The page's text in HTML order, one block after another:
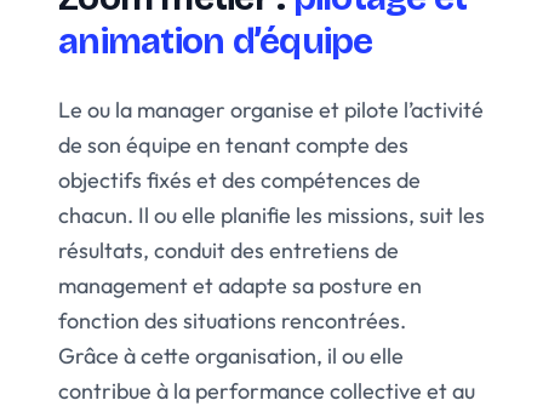
animation d’équipe
Le ou la manager organise et pilote l’activité
de son équipe en tenant compte des
objectifs fixés et des compétences de
chacun. Il ou elle planifie les missions, suit les
résultats, conduit des entretiens de
management et adapte sa posture en
fonction des situations rencontrées.
Grâce à cette organisation, il ou elle
contribue à la performance collective et au